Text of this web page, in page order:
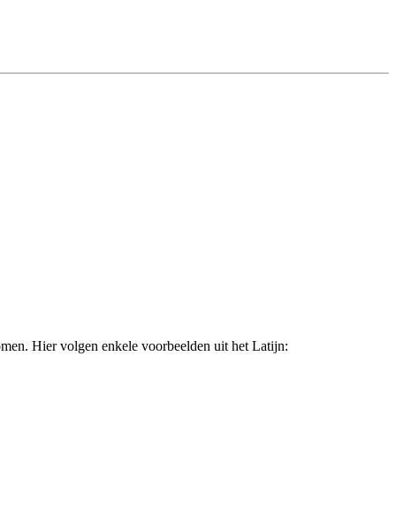
Hier volgen enkele voorbeelden uit het Latijn: